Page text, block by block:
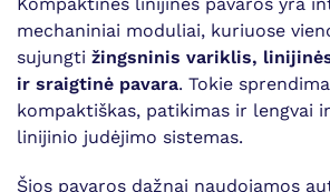
mechaniniai moduliai, kuriuose
sujungti žingsninis variklis,
ir sraigtinė pavara. Tokie
kompaktiškas, patikimas ir lengvai
linijinio judėjimo sistemas.
Šios pavaros dažnai naudojamos